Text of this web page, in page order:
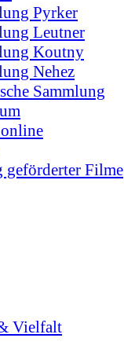
Pyrker
Leutner
Koutny
Nehez
Sammlung
Filme
Vielfalt